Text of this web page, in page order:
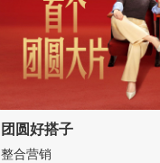
团圆好搭子
整合营销